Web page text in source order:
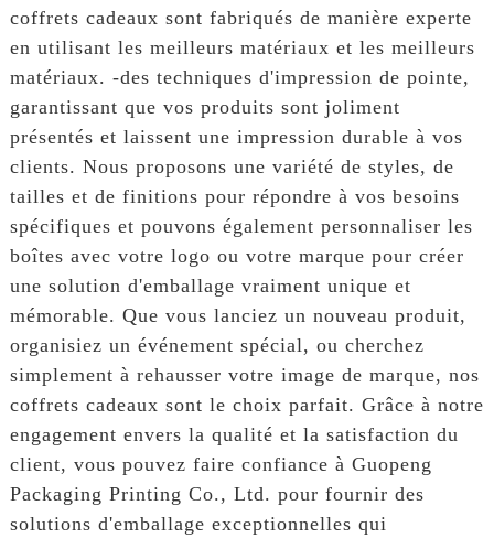
coffrets cadeaux sont fabriqués de manière experte
en utilisant les meilleurs matériaux et les meilleurs
matériaux. -des techniques d'impression de pointe,
garantissant que vos produits sont joliment
présentés et laissent une impression durable à vos
clients. Nous proposons une variété de styles, de
tailles et de finitions pour répondre à vos besoins
spécifiques et pouvons également personnaliser les
boîtes avec votre logo ou votre marque pour créer
une solution d'emballage vraiment unique et
mémorable. Que vous lanciez un nouveau produit,
organisiez un événement spécial, ou cherchez
simplement à rehausser votre image de marque, nos
coffrets cadeaux sont le choix parfait. Grâce à notre
engagement envers la qualité et la satisfaction du
client, vous pouvez faire confiance à Guopeng
Packaging Printing Co., Ltd. pour fournir des
solutions d'emballage exceptionnelles qui